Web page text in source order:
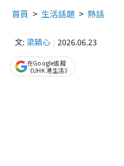
首頁 生活話題 熱話
文: 梁穎心 2026.06.23
在Google追蹤
《UHK 港生活》